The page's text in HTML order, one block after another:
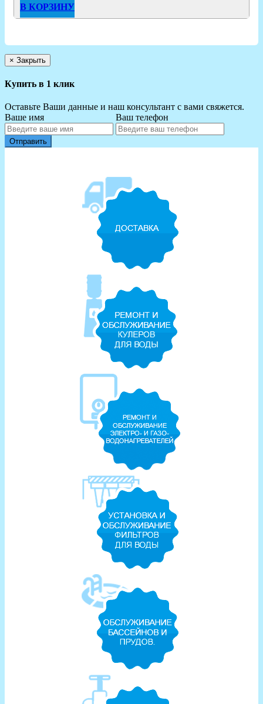
В КОРЗИНУ
× Закрыть
Купить в 1 клик
Оставьте Ваши данные и наш консультант с вами свяжется.
Ваше имя
Ваш телефон
Отправить